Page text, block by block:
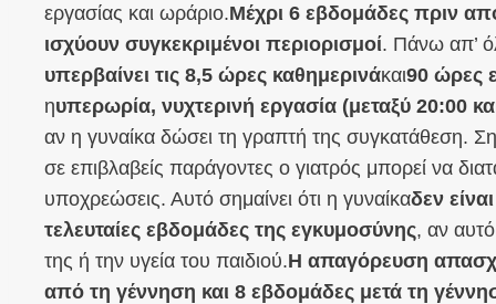
εργασίας και ωράριο.Μέχρι 6 εβδομάδες πριν
ισχύουν συγκεκριμένοι περιορισμοί. Πάνω απ’
υπερβαίνει τις 8,5 ώρες καθημερινάκαι90 ώρες
ηυπερωρία, νυχτερινή εργασία (μεταξύ 20:00
αν η γυναίκα δώσει τη γραπτή της συγκατάθεση.
σε επιβλαβείς παράγοντες ο γιατρός μπορεί να
υποχρεώσεις. Αυτό σημαίνει ότι η γυναίκαδεν
τελευταίες εβδομάδες της εγκυμοσύνης, αν
της ή την υγεία του παιδιού.Η απαγόρευση
από τη γέννηση και 8 εβδομάδες μετά τη